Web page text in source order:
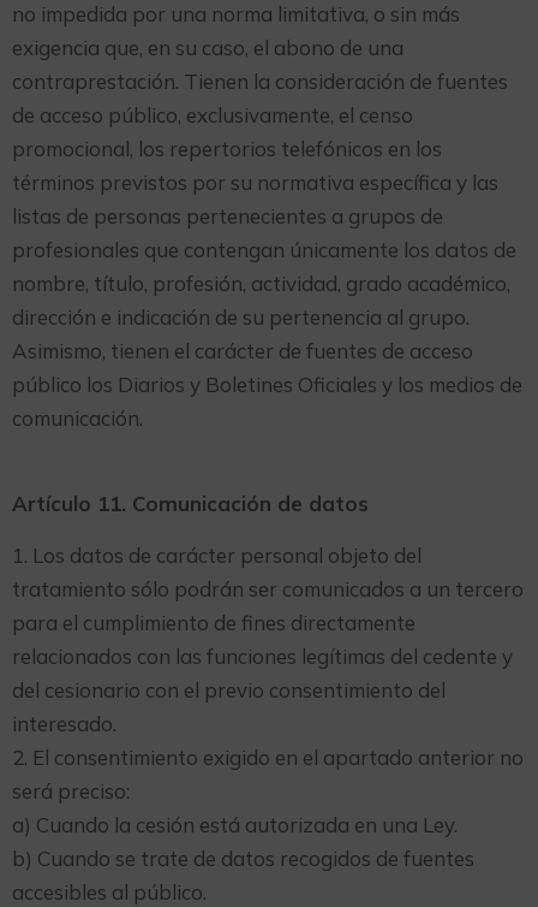
no impedida por una norma limitativa, o sin más
exigencia que, en su caso, el abono de una
contraprestación. Tienen la consideración de fuentes
de acceso público, exclusivamente, el censo
promocional, los repertorios telefónicos en los
términos previstos por su normativa específica y las
listas de personas pertenecientes a grupos de
profesionales que contengan únicamente los datos de
nombre, título, profesión, actividad, grado académico,
dirección e indicación de su pertenencia al grupo.
Asimismo, tienen el carácter de fuentes de acceso
público los Diarios y Boletines Oficiales y los medios de
comunicación.
Artículo 11. Comunicación de datos
1. Los datos de carácter personal objeto del
tratamiento sólo podrán ser comunicados a un tercero
para el cumplimiento de fines directamente
relacionados con las funciones legítimas del cedente y
del cesionario con el previo consentimiento del
interesado.
2. El consentimiento exigido en el apartado anterior no
será preciso:
a) Cuando la cesión está autorizada en una Ley.
b) Cuando se trate de datos recogidos de fuentes
accesibles al público.